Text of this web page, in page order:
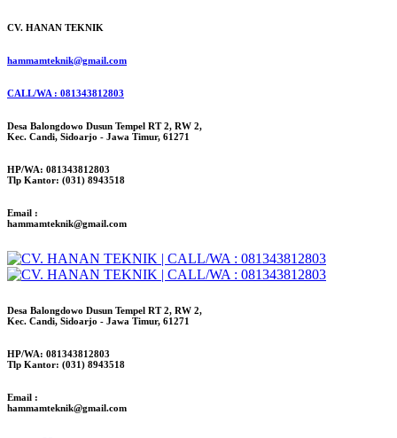
CV. HANAN TEKNIK
hammamteknik@gmail.com
CALL/WA : 081343812803
Desa Balongdowo Dusun Tempel RT 2, RW 2,
Kec. Candi, Sidoarjo - Jawa Timur, 61271
HP/WA: 081343812803
Tlp Kantor: (031) 8943518
Email :
hammamteknik@gmail.com
Desa Balongdowo Dusun Tempel RT 2, RW 2,
Kec. Candi, Sidoarjo - Jawa Timur, 61271
HP/WA: 081343812803
Tlp Kantor: (031) 8943518
Email :
hammamteknik@gmail.com